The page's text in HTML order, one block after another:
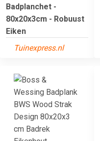
Badplanchet -
80x20x3cm - Robuust
Eiken
Tuinexpress.nl